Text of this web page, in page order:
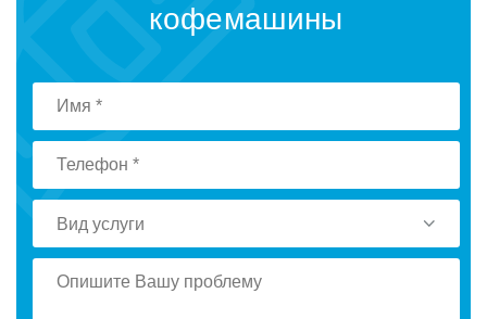
кофемашины
Вид услуги